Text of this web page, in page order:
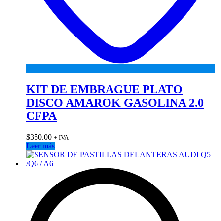
KIT DE EMBRAGUE PLATO
DISCO AMAROK GASOLINA 2.0
CFPA
$350.00 + IVA
Leer más